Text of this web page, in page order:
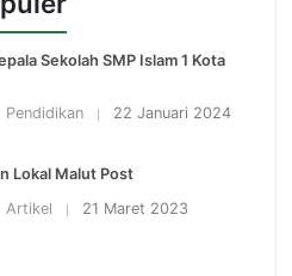
Sekolah SMP Islam 1 Kota
Pendidikan 22 Januari 2024
Lokal Malut Post
Artikel 21 Maret 2023